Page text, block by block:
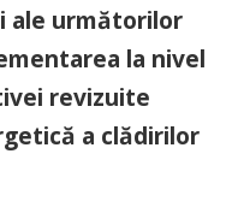
ale următorilor
la nivel
revizuite
a clădirilor